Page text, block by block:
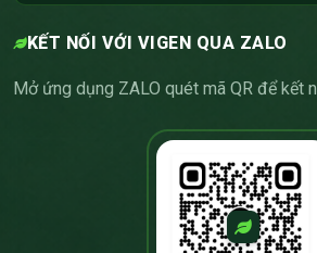
KẾT NỐI VỚI VIGEN QUA ZALO
Mở ứng dụng ZALO quét mã QR để kết